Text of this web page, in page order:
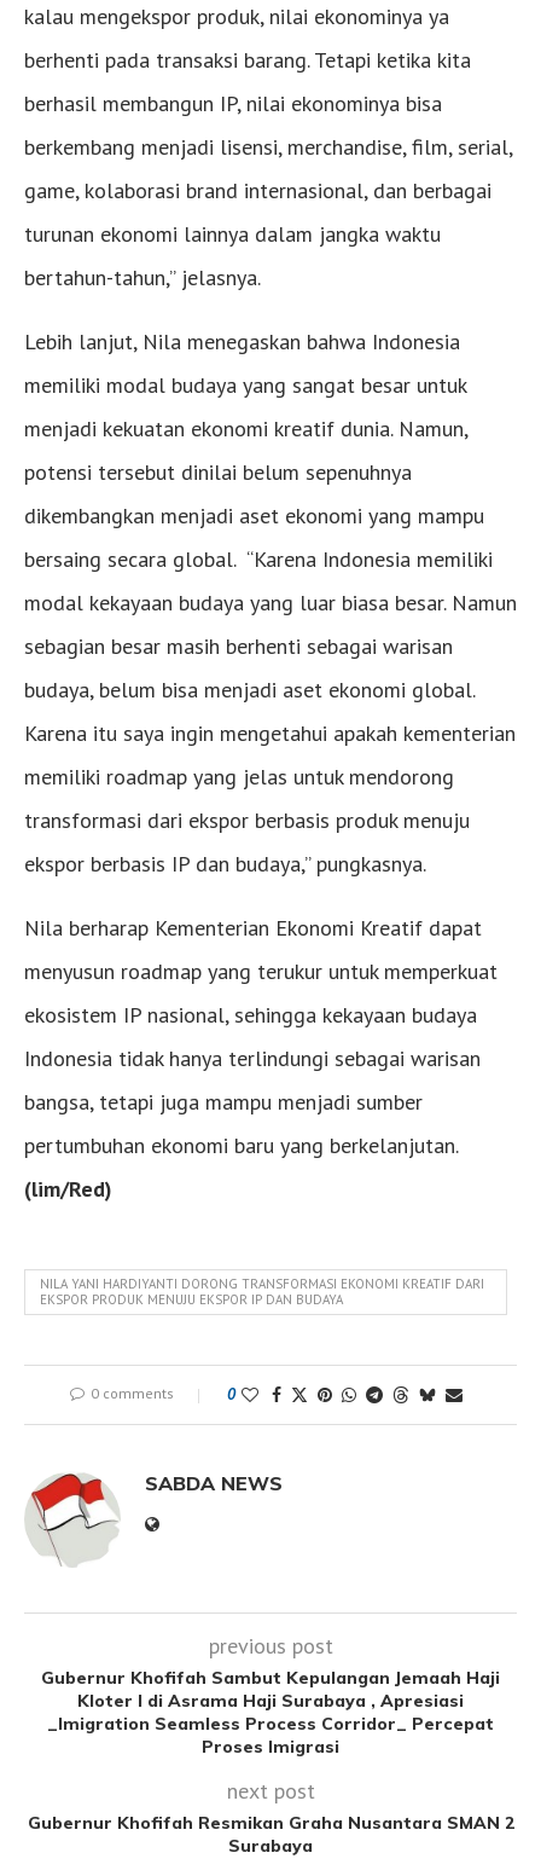
kalau mengekspor produk, nilai ekonominya ya
berhenti pada transaksi barang. Tetapi ketika kita
berhasil membangun IP, nilai ekonominya bisa
berkembang menjadi lisensi, merchandise, film, serial,
game, kolaborasi brand internasional, dan berbagai
turunan ekonomi lainnya dalam jangka waktu
bertahun-tahun,” jelasnya.
Lebih lanjut, Nila menegaskan bahwa Indonesia
memiliki modal budaya yang sangat besar untuk
menjadi kekuatan ekonomi kreatif dunia. Namun,
potensi tersebut dinilai belum sepenuhnya
dikembangkan menjadi aset ekonomi yang mampu
bersaing secara global. “Karena Indonesia memiliki
modal kekayaan budaya yang luar biasa besar. Namun
sebagian besar masih berhenti sebagai warisan
budaya, belum bisa menjadi aset ekonomi global.
Karena itu saya ingin mengetahui apakah kementerian
memiliki roadmap yang jelas untuk mendorong
transformasi dari ekspor berbasis produk menuju
ekspor berbasis IP dan budaya,” pungkasnya.
Nila berharap Kementerian Ekonomi Kreatif dapat
menyusun roadmap yang terukur untuk memperkuat
ekosistem IP nasional, sehingga kekayaan budaya
Indonesia tidak hanya terlindungi sebagai warisan
bangsa, tetapi juga mampu menjadi sumber
pertumbuhan ekonomi baru yang berkelanjutan.
(lim/Red)
NILA YANI HARDIYANTI DORONG TRANSFORMASI EKONOMI KREATIF DARI
EKSPOR PRODUK MENUJU EKSPOR IP DAN BUDAYA
0 comments 0
SABDA NEWS
previous post
Gubernur Khofifah Sambut Kepulangan Jemaah Haji
Kloter I di Asrama Haji Surabaya , Apresiasi
_Imigration Seamless Process Corridor_ Percepat
Proses Imigrasi
next post
Gubernur Khofifah Resmikan Graha Nusantara SMAN 2
Surabaya